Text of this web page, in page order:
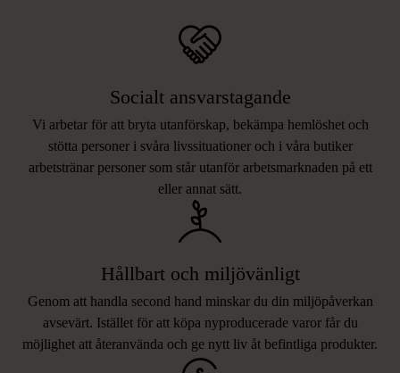
Socialt ansvarstagande
Vi arbetar för att bryta utanförskap, bekämpa hemlöshet och
stötta personer i svåra livssituationer och i våra butiker
arbetstränar personer som står utanför arbetsmarknaden på ett
eller annat sätt.
Hållbart och miljövänligt
Genom att handla second hand minskar du din miljöpåverkan
avsevärt. Istället för att köpa nyproducerade varor får du
möjlighet att återanvända och ge nytt liv åt befintliga produkter.